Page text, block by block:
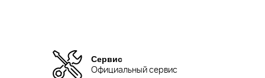
Сервис
Официальный сервис